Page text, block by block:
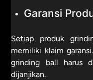
Garansi
Setiap produk
memiliki klaim
grinding ball harus
dijanjikan.